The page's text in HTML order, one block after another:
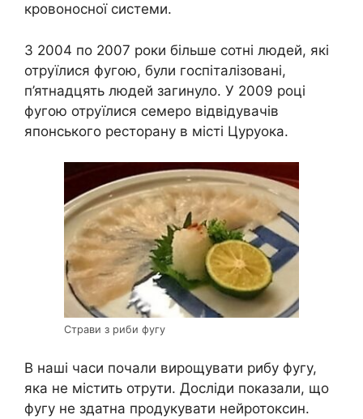
кровоносної системи.
З 2004 по 2007 роки більше сотні людей, які
отруїлися фугою, були госпіталізовані,
п’ятнадцять людей загинуло. У 2009 році
фугою отруїлися семеро відвідувачів
японського ресторану в місті Цуруока.
Страви з риби фугу
В наші часи почали вирощувати рибу фугу,
яка не містить отрути. Досліди показали, що
фугу не здатна продукувати нейротоксин.